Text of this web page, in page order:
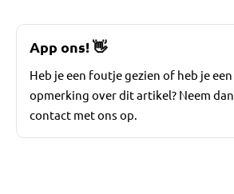
App ons!👋
Heb je een foutje gezien of heb je een
opmerking over dit artikel? Neem dan
contact met ons op.